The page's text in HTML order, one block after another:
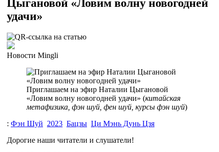
Цыгановой «Ловим волну новогодней
удачи»
Новости Mingli
Приглашаем на эфир Наталии Цыгановой
«Ловим волну новогодней удачи» (китайская
метафизика, фэн шуй, фен шуй, курсы фэн шуй)
: Фэн Шуй 2023 Бацзы Ци Мэнь Дунь Цзя
Дорогие наши читатели и слушатели!